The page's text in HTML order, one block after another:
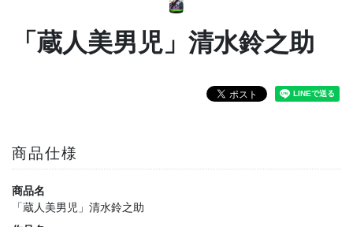
「蔵人美男児」清水鈴之助
商品仕様
商品名
「蔵人美男児」清水鈴之助